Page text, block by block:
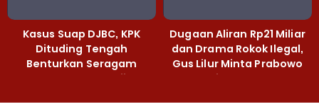
Kasus Suap DJBC, KPK
Dituding Tengah
Benturkan Seragam
Cokelat dengan Hijau
Dugaan Aliran Rp21 Miliar
dan Drama Rokok Ilegal,
Gus Lilur Minta Prabowo
Bertindak Tegas